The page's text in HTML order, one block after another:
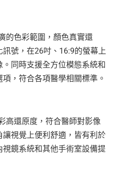
的色彩範圍，顏色真實還
號，在26吋、16:9的螢幕上
同時支援全方位模態系統和
，符合各項醫學相關標準。
高還原度，符合醫師對影像
視覺上便利舒適，皆有利於
鏡系統和其他手術室設備提